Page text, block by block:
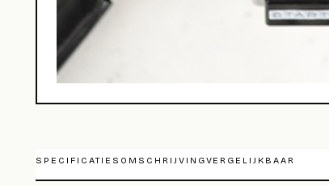
SPECIFICATIES OMSCHRIJVINGVERGELIJKBAAR